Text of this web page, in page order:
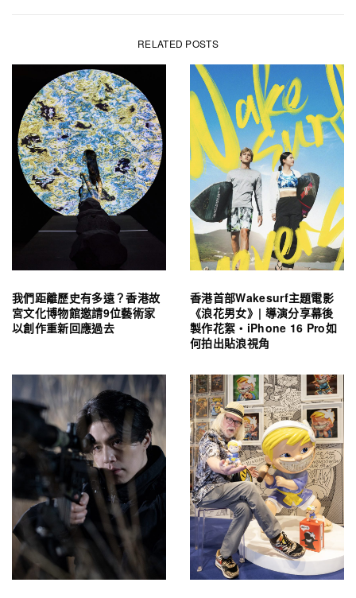
RELATED POSTS
我們距離歷史有多遠？香港故
宮文化博物館邀請9位藝術家
以創作重新回應過去
香港首部Wakesurf主題電影
《浪花男女》| 導演分享幕後
製作花絮・iPhone 16 Pro如
何拍出貼浪視角